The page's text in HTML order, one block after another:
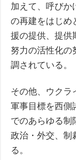
加えて、呼びか
の再建をはじめ
援の提供、提供
努力の活性化の
調されている。
その他、ウクラ
軍事目標を西側
でのあらゆる制
政治・外交、制
る。